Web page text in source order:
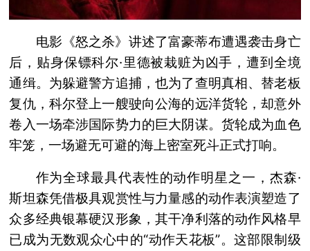
电影《怒之杀》讲述了富豪蒂布遭遇袭击身亡
后，贴身保镖科尔·里德被栽赃为凶手，遭到全境
通缉。为躲避警方追捕，也为了查明真相、替老板
复仇，科尔登上一艘驶向公海的远洋货轮，却意外
卷入一场牵涉国际势力的巨大阴谋。货轮成为血色
牢笼，一场避无可避的海上密室死斗正式打响。
作为全球最具代表性的动作明星之一，杰森·
斯坦森凭借极具观赏性与力量感的动作表演塑造了
众多经典银幕硬汉形象，其干净利落的动作风格早
已成为无数观众心中的“动作天花板”。这部限制级